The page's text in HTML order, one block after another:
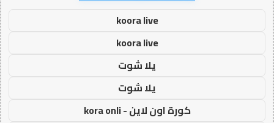
koora live
koora live
يلا شوت
يلا شوت
كورة اون لاين - kora onli